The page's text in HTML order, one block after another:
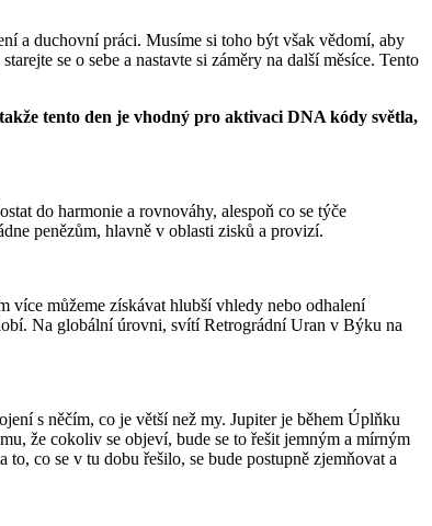
a duchovní práci. Musíme si toho být však vědomí, aby
se o sebe a nastavte si záměry na další měsíce. Tento
tento den je vhodný pro aktivaci DNA kódy světla,
do harmonie a rovnováhy, alespoň co se týče
penězům, hlavně v oblasti zisků a provizí.
více můžeme získávat hlubší vhledy nebo odhalení
Na globální úrovni, svítí Retrográdní Uran v Býku na
s něčím, co je větší než my. Jupiter je během Úplňku
že cokoliv se objeví, bude se to řešit jemným a mírným
co se v tu dobu řešilo, se bude postupně zjemňovat a